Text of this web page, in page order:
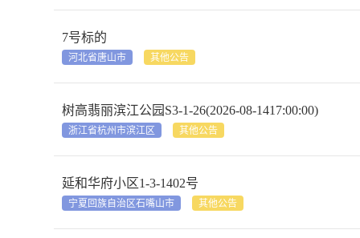
7号标的
河北省唐山市 其他公告
树高翡丽滨江公园S3-1-26(2026-08-1417:00:00)
浙江省杭州市滨江区 其他公告
延和华府小区1-3-1402号
宁夏回族自治区石嘴山市 其他公告